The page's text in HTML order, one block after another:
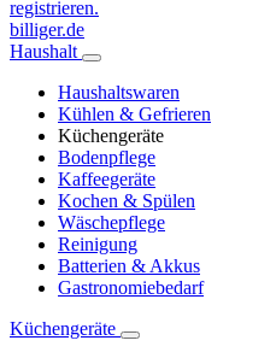
registrieren.
billiger.de
Haushalt
Haushaltswaren
Kühlen & Gefrieren
Küchengeräte
Bodenpflege
Kaffeegeräte
Kochen & Spülen
Wäschepflege
Reinigung
Batterien & Akkus
Gastronomiebedarf
Küchengeräte